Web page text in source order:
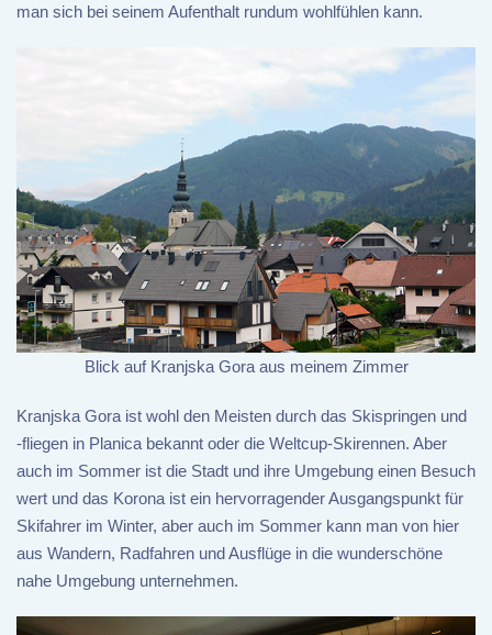
man sich bei seinem Aufenthalt rundum wohlfühlen kann.
Blick auf Kranjska Gora aus meinem Zimmer
Kranjska Gora ist wohl den Meisten durch das Skispringen und
-fliegen in Planica bekannt oder die Weltcup-Skirennen. Aber
auch im Sommer ist die Stadt und ihre Umgebung einen Besuch
wert und das Korona ist ein hervorragender Ausgangspunkt für
Skifahrer im Winter, aber auch im Sommer kann man von hier
aus Wandern, Radfahren und Ausflüge in die wunderschöne
nahe Umgebung unternehmen.